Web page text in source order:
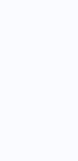
2 Quartos